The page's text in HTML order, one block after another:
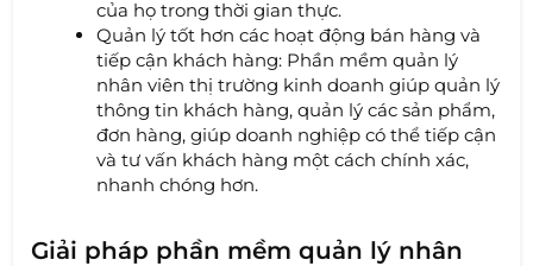
của họ trong thời gian thực.
Quản lý tốt hơn các hoạt động bán hàng và
tiếp cận khách hàng: Phần mềm quản lý
nhân viên thị trường kinh doanh giúp quản lý
thông tin khách hàng, quản lý các sản phẩm,
đơn hàng, giúp doanh nghiệp có thể tiếp cận
và tư vấn khách hàng một cách chính xác,
nhanh chóng hơn.
Giải pháp phần mềm quản lý nhân